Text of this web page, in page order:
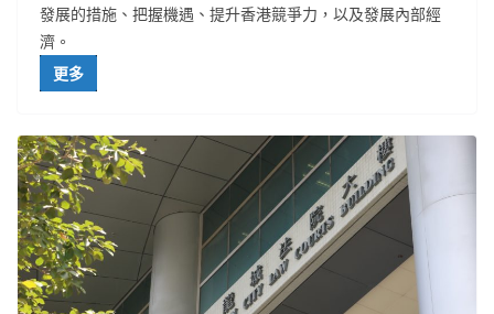
發展的措施、把握機遇、提升香港競爭力，以及發展內部經
濟。
更多